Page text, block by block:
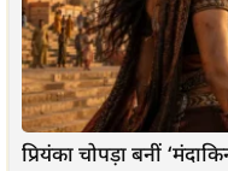
प्रियंका चोपड़ा बनीं